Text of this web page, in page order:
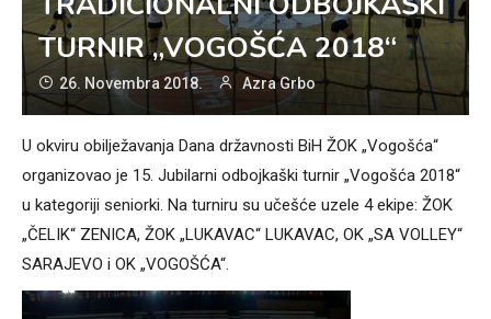
TURNIR „VOGOŠĆA 2018“
26. Novembra 2018. Azra Grbo
U okviru obilježavanja Dana državnosti BiH ŽOK „Vogošća“
organizovao je 15. Jubilarni odbojkaški turnir „Vogošća 2018“
u kategoriji seniorki. Na turniru su učešće uzele 4 ekipe: ŽOK
„ČELIK“ ZENICA, ŽOK „LUKAVAC“ LUKAVAC, OK „SA VOLLEY“
SARAJEVO i OK „VOGOŠĆA“.